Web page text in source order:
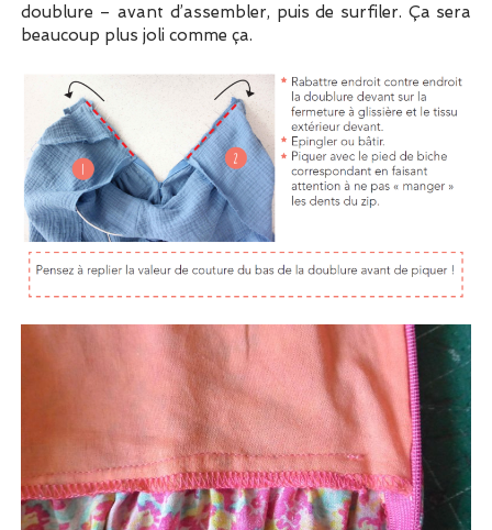
doublure – avant d’assembler, puis de surfiler. Ça sera
beaucoup plus joli comme ça.